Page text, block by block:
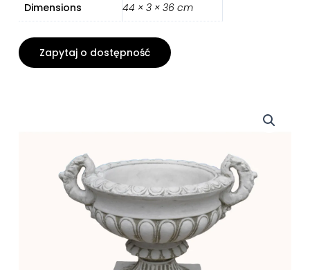
Dimensions
44 × 3 × 36 cm
Zapytaj o dostępność